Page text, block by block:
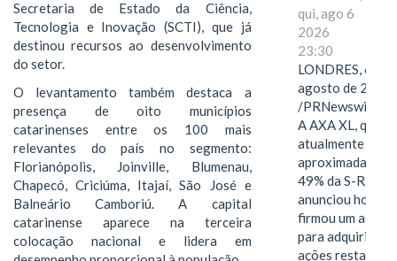
Secretaria de Estado da Ciência,
Tecnologia e Inovação (SCTI), que já
destinou recursos ao desenvolvimento
do setor.
O levantamento também destaca a
presença de oito municípios
catarinenses entre os 100 mais
relevantes do país no segmento:
Florianópolis, Joinville, Blumenau,
Chapecó, Criciúma, Itajaí, São José e
Balneário Camboriú. A capital
catarinense aparece na terceira
colocação nacional e lidera em
qui, ago 6
2026
23:30
LONDRES, 6 de
agosto de 2026
/PRNewswire/ --
A AXA XL, que
atualmente
49% da S-RM,
anunciou hoje
firmou um
para adquirir as
ações restantes